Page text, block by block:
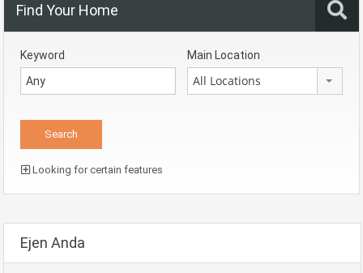
Find Your Home
Keyword Main Location
All Locations
Looking for certain features
Ejen Anda